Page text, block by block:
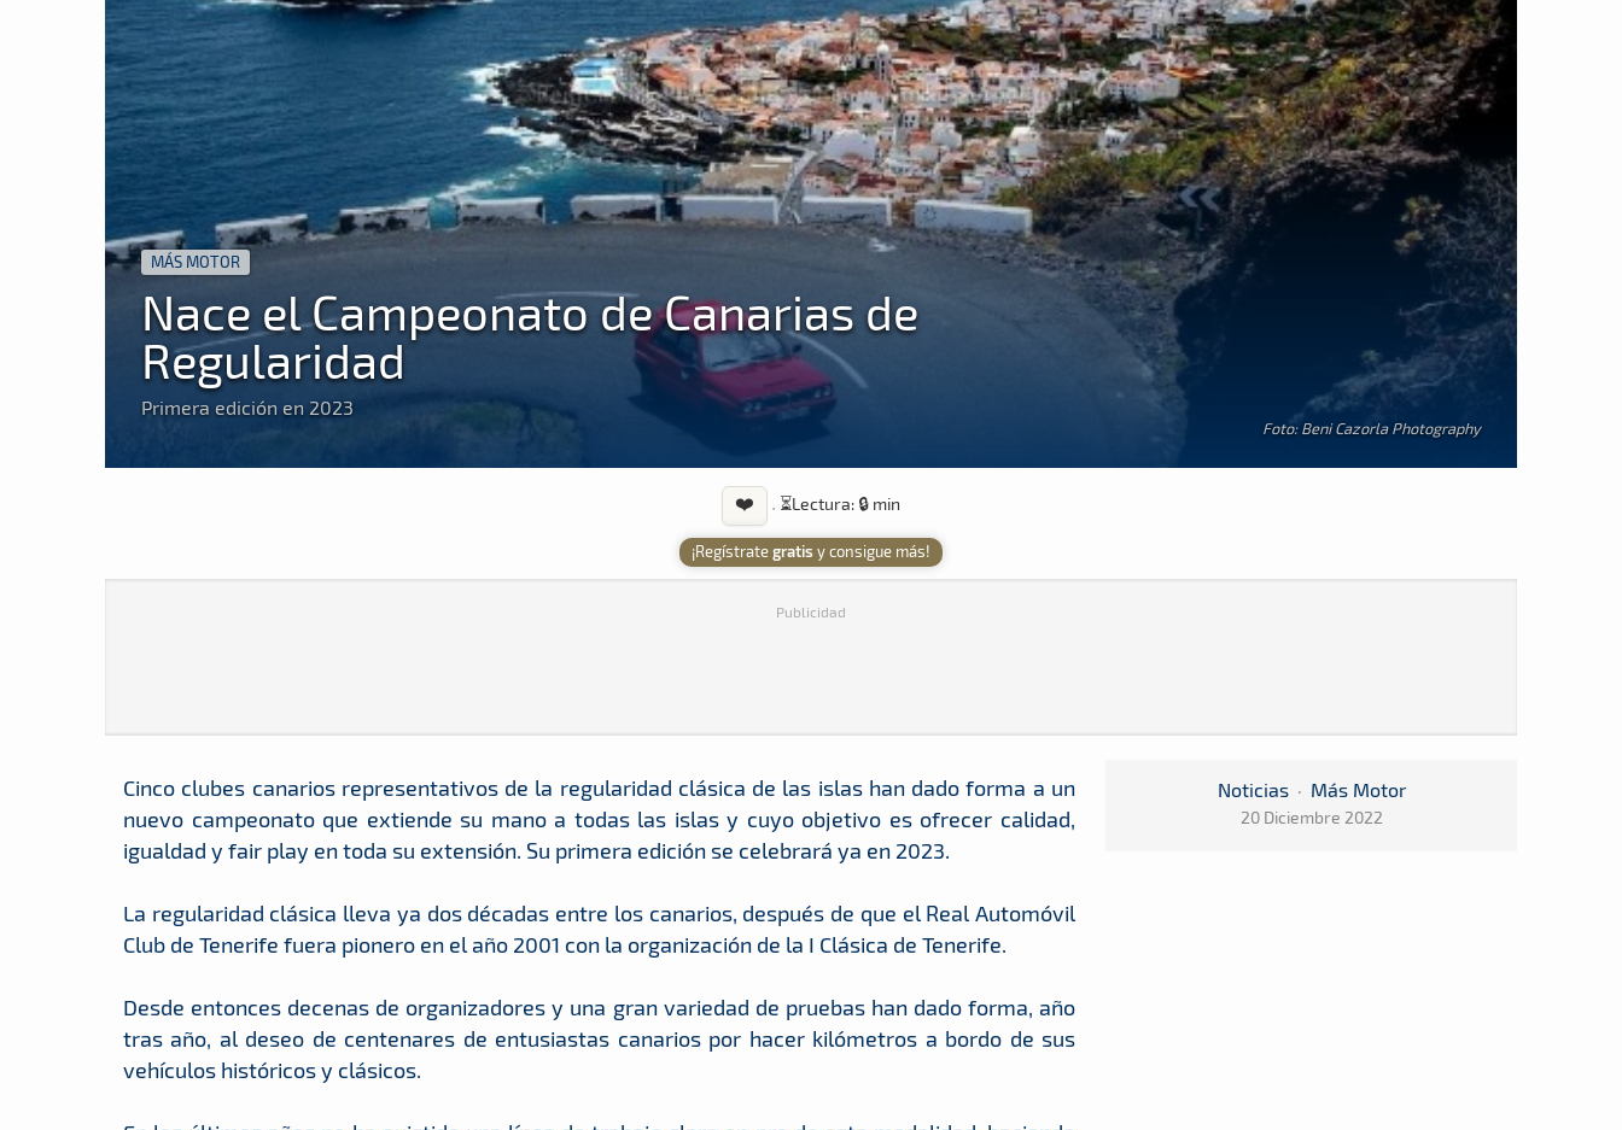
MÁS MOTOR
Nace el Campeonato de Canarias de
Regularidad
Primera edición en 2023
Foto: Beni Cazorla Photography
❤️ · ⏳Lectura: 🔒 min
¡Regístrategratis y consigue más!
Publicidad
Noticias · Más Motor
20 Diciembre 2022
Cinco clubes canarios representativos de la regularidad clásica de las islas han dado forma a un
nuevo campeonato que extiende su mano a todas las islas y cuyo objetivo es ofrecer calidad,
igualdad y fair play en toda su extensión. Su primera edición se celebrará ya en 2023.
La regularidad clásica lleva ya dos décadas entre los canarios, después de que el Real Automóvil
Club de Tenerife fuera pionero en el año 2001 con la organización de la I Clásica de Tenerife.
Desde entonces decenas de organizadores y una gran variedad de pruebas han dado forma, año
tras año, al deseo de centenares de entusiastas canarios por hacer kilómetros a bordo de sus
vehículos históricos y clásicos.